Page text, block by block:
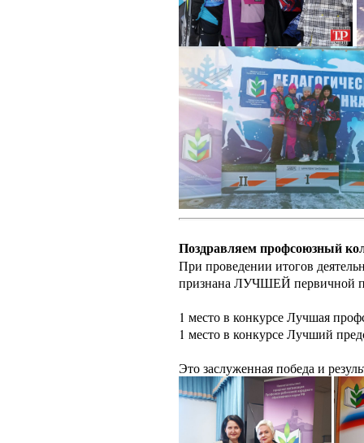
Поздравляем профсоюзный
При проведении итогов
признана ЛУЧШЕЙ первичной
1 место в конкурсе Лучшая
1 место в конкурсе Лучший
Это заслуженная победа и